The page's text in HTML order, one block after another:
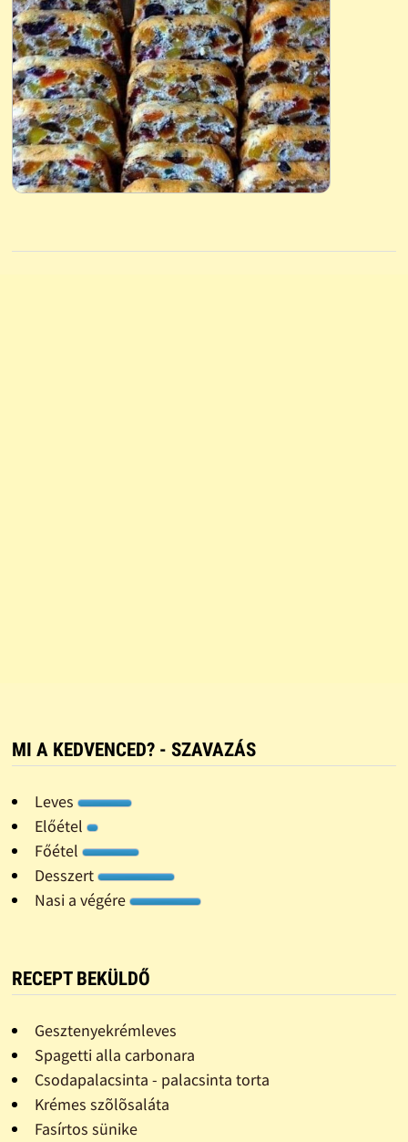
MI A KEDVENCED? - SZAVAZÁS
Leves
Előétel
Főétel
Desszert
Nasi a végére
RECEPT BEKÜLDŐ
Gesztenyekrémleves
Spagetti alla carbonara
Csodapalacsinta - palacsinta torta
Krémes szõlõsaláta
Fasírtos sünike